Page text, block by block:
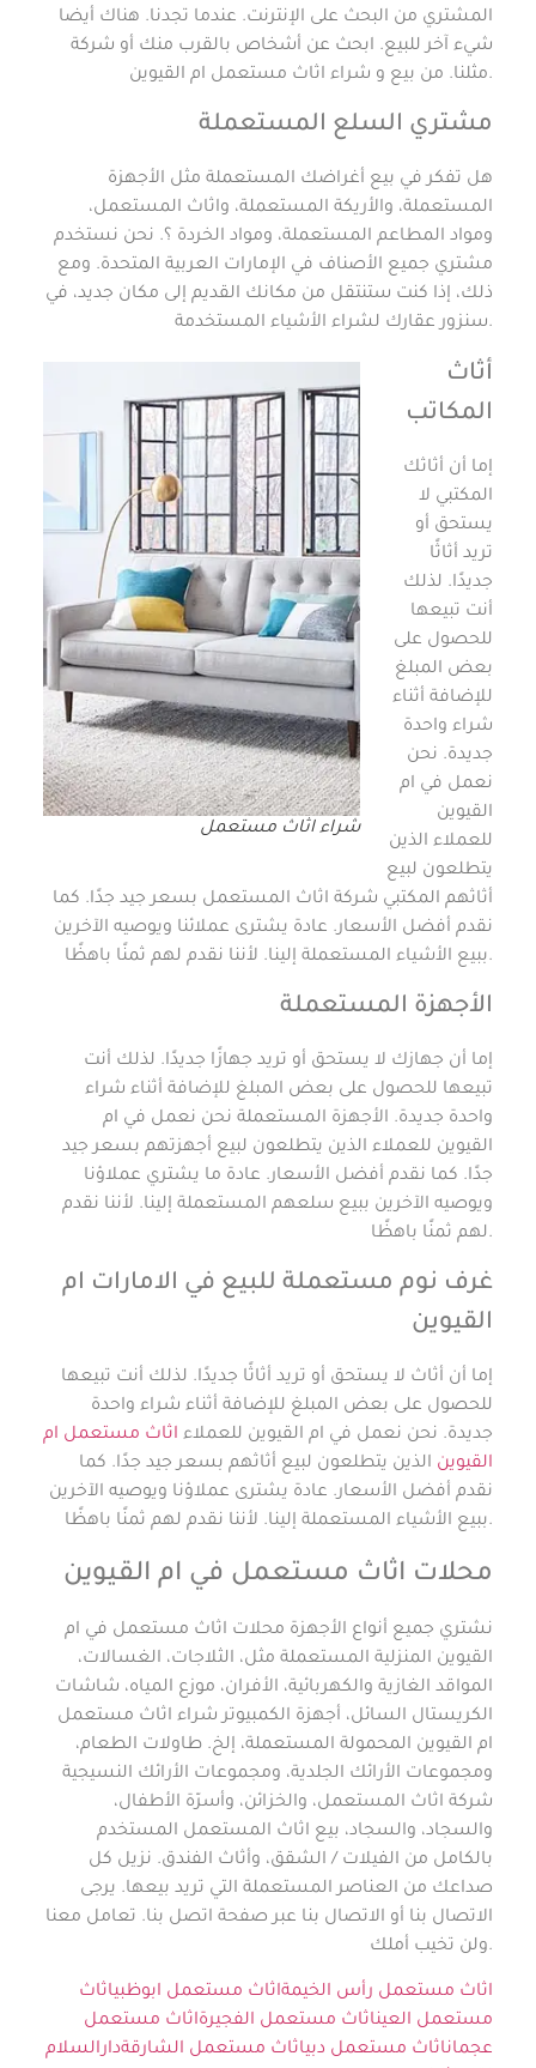
المشتري من البحث على الإنترنت. عندما تجدنا. هناك أيضا
شيء آخر للبيع. ابحث عن أشخاص بالقرب منك أو شركة
مثلنا. من بيع و شراء اثاث مستعمل ام القيوين.
مشتري السلع المستعملة
هل تفكر في بيع أغراضك المستعملة مثل الأجهزة
المستعملة، والأريكة المستعملة، واثاث المستعمل،
ومواد المطاعم المستعملة، ومواد الخردة ؟. نحن نستخدم
مشتري جميع الأصناف في الإمارات العربية المتحدة. ومع
ذلك، إذا كنت ستنتقل من مكانك القديم إلى مكان جديد، في
سنزور عقارك لشراء الأشياء المستخدمة.
شراء اثاث مستعمل
أثاث
المكاتب
إما أن أثاثك
المكتبي لا
يستحق أو
تريد أثاثًا
جديدًا. لذلك
أنت تبيعها
للحصول على
بعض المبلغ
للإضافة أثناء
شراء واحدة
جديدة. نحن
نعمل في ام
القيوين
للعملاء الذين
يتطلعون لبيع
أثاثهم المكتبي شركة اثاث المستعمل بسعر جيد جدًا. كما
نقدم أفضل الأسعار. عادة يشترى عملائنا ويوصيه الآخرين
ببيع الأشياء المستعملة إلينا. لأننا نقدم لهم ثمنًا باهظًا.
الأجهزة المستعملة
إما أن جهازك لا يستحق أو تريد جهازًا جديدًا. لذلك أنت
تبيعها للحصول على بعض المبلغ للإضافة أثناء شراء
واحدة جديدة. الأجهزة المستعملة نحن نعمل في ام
القيوين للعملاء الذين يتطلعون لبيع أجهزتهم بسعر جيد
جدًا. كما نقدم أفضل الأسعار. عادة ما يشتري عملاؤنا
ويوصيه الآخرين ببيع سلعهم المستعملة إلينا. لأننا نقدم
لهم ثمنًا باهظًا.
غرف نوم مستعملة للبيع في الامارات ام
القيوين
إما أن أثاث لا يستحق أو تريد أثاثًا جديدًا. لذلك أنت تبيعها
للحصول على بعض المبلغ للإضافة أثناء شراء واحدة
جديدة. نحن نعمل في ام القيوين للعملاء اثاث مستعمل ام
القيوين الذين يتطلعون لبيع أثاثهم بسعر جيد جدًا. كما
نقدم أفضل الأسعار. عادة يشترى عملاؤنا ويوصيه الآخرين
ببيع الأشياء المستعملة إلينا. لأننا نقدم لهم ثمنًا باهظًا.
محلات اثاث مستعمل في ام القيوين
نشتري جميع أنواع الأجهزة محلات اثاث مستعمل في ام
القيوين المنزلية المستعملة مثل، الثلاجات، الغسالات،
المواقد الغازية والكهربائية، الأفران، موزع المياه، شاشات
الكريستال السائل، أجهزة الكمبيوتر شراء اثاث مستعمل
ام القيوين المحمولة المستعملة، إلخ. طاولات الطعام،
ومجموعات الأرائك الجلدية، ومجموعات الأرائك النسيجية
شركة اثاث المستعمل، والخزائن، وأسرّة الأطفال،
والسجاد، والسجاد، بيع اثاث المستعمل المستخدم
بالكامل من الفيلات / الشقق، وأثاث الفندق. نزيل كل
صداعك من العناصر المستعملة التي تريد بيعها. يرجى
الاتصال بنا أو الاتصال بنا عبر صفحة اتصل بنا. تعامل معنا
ولن تخيب أملك.
اثاث مستعمل رأس الخيمةاثاث مستعمل ابوظبياثاث
مستعمل العيناثاث مستعمل الفجيرةاثاث مستعمل
عجماناثاث مستعمل دبياثاث مستعمل الشارقةدارالسلام